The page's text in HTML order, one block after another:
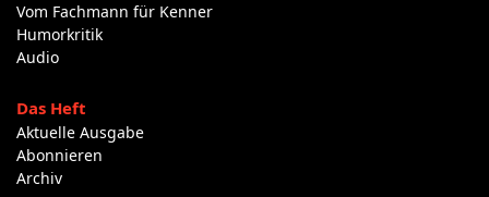
Vom Fachmann für Kenner
Humorkritik
Audio
Das Heft
Aktuelle Ausgabe
Abonnieren
Archiv